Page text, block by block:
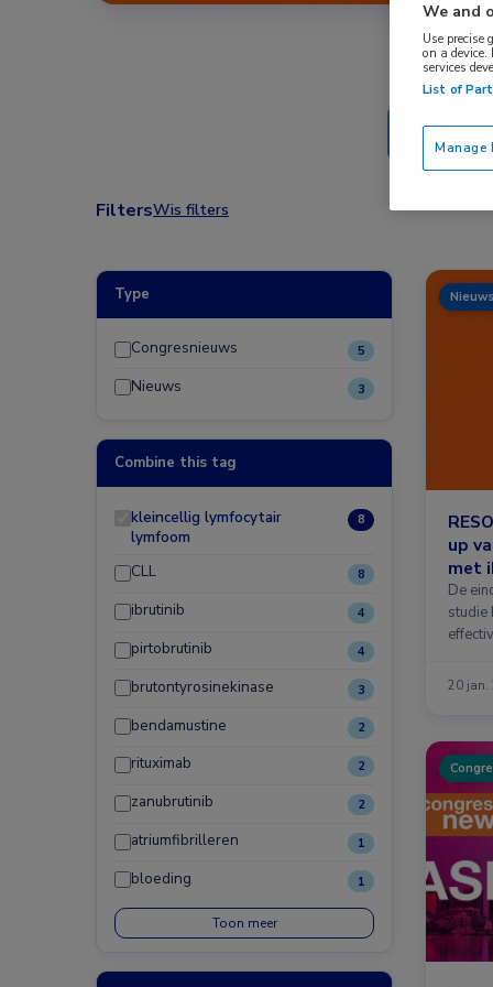
FiltersWis filters
Type
Congresnieuws 5
Nieuws 3
Combine this tag
kleincellig lymfocytair
lymfoom
8
CLL 8
ibrutinib 4
pirtobrutinib 4
brutontyrosinekinase 3
bendamustine 2
rituximab 2
zanubrutinib 2
atriumfibrilleren 1
bloeding 1
Toon meer
Nieuws
up
met
De
studie
20 jan.
We and
Use
on a
services
List of
Manage